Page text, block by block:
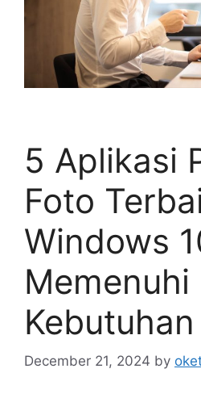
5 Aplikasi
Foto
Windows
Memenuhi
Kebutuhan
December 21, 2024 by